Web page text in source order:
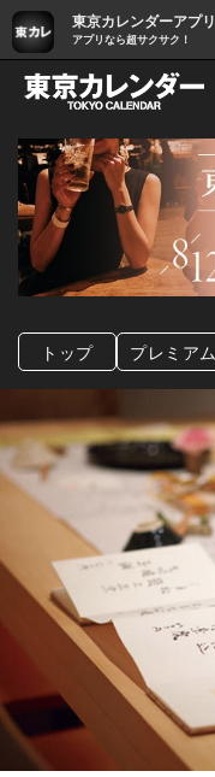
東京カレンダーアプリ
アプリなら超サクサク！
トップ プレミアム